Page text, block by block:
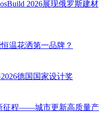
2026展现俄罗斯建材
温花洒第一品牌？
德国国家设计奖
征程——城市更新高质量产